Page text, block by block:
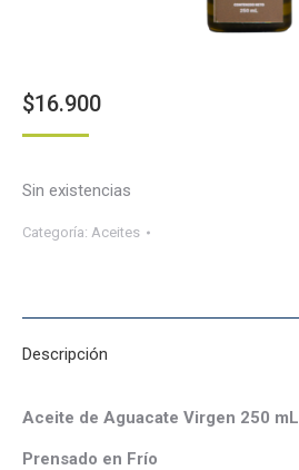
$16.900
Sin existencias
Categoría: Aceites
Descripción
Aceite de Aguacate Virgen 250 mL
Prensado en Frío